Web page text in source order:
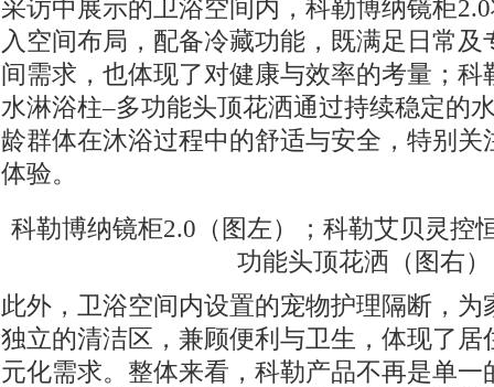
采访中展示的卫浴空间内，科勒博纳镜柜
入空间布局，配备冷藏功能，既满足日常
间需求，也体现了对健康与效率的考量；科
水淋浴柱–多功能头顶花洒通过持续稳定的
龄群体在沐浴过程中的舒适与安全，特别关
体验。
科勒博纳镜柜2.0（图左）；科勒艾贝灵控
功能头顶花洒（图右）
此外，卫浴空间内设置的宠物护理隔断，为
独立的清洁区，兼顾便利与卫生，体现了居
元化需求。整体来看，科勒产品不再是单一